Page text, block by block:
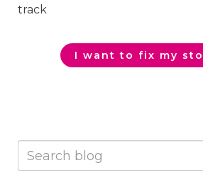
track
I want to fix my